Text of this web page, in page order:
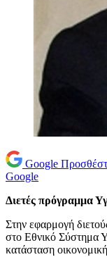
Google
Google
Διετές πρόγραμμα
Στην εφαρμογή
στο Εθνικό Σύστημα
κατάσταση